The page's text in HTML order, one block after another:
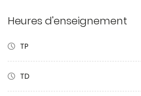
Heures d'enseignement
TP
TD